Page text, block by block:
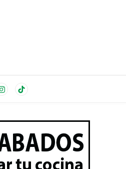
InstagramTikTok